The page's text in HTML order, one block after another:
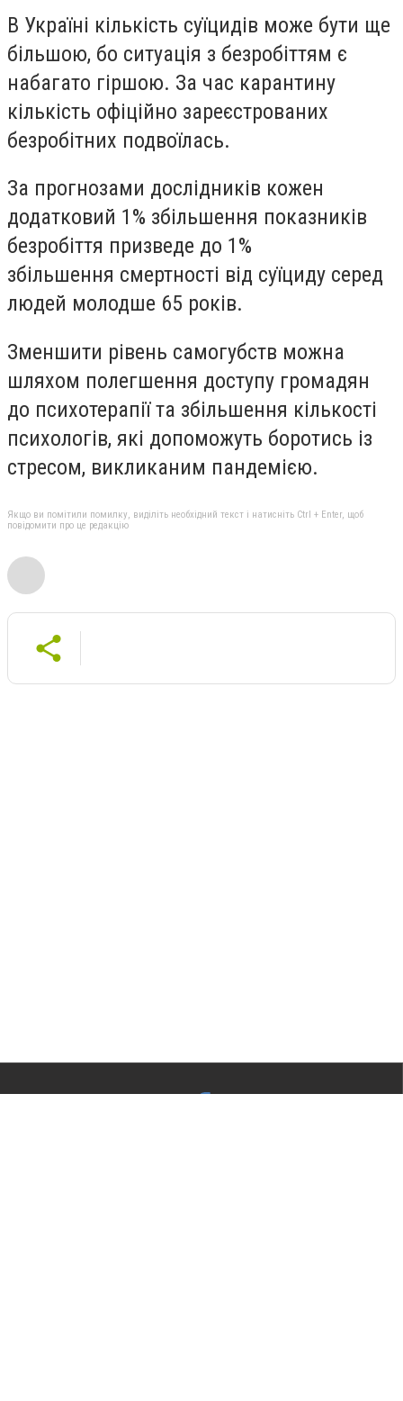
В Україні кількість суїцидів може бути ще
більшою, бо ситуація з безробіттям є
набагато гіршою. За час карантину
кількість офіційно зареєстрованих
безробітних подвоїлась.
За прогнозами дослідників кожен
додатковий 1% збільшення показників
безробіття призведе до 1%
збільшення смертності від суїциду серед
людей молодше 65 років.
Зменшити рівень самогубств можна
шляхом полегшення доступу громадян
до психотерапії та збільшення кількості
психологів, які допоможуть боротись із
стресом, викликаним пандемією.
Якщо ви помітили помилку, виділіть необхідний текст і натисніть Ctrl + Enter, щоб
повідомити про це редакцію